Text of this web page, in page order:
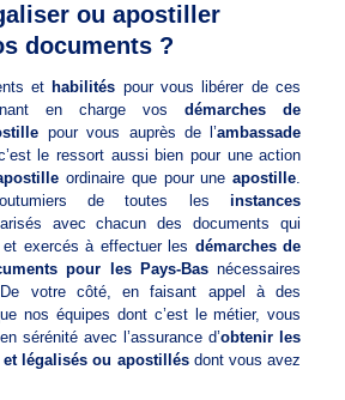
ou apostiller
documents ?
et habilités pour vous libérer de ces
en charge vosdémarches de
pour vous auprès de l’ambassade
le ressort aussi bien pour une action
ordinaire que pour uneapostille.
de toutes lesinstances
avec chacun des documents qui
exercés à effectuer les démarches de
pour les Pays-Basnécessaires
De votre côté, en faisant appel à des
nos équipes dont c’est le métier, vous
sérénité avec l’assurance d’obtenir les
légalisés ou apostillésdont vous avez